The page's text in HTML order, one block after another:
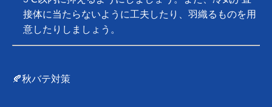
接体に当たらないように工夫したり、羽織るものを用
意したりしましょう。
🍂秋バテ対策